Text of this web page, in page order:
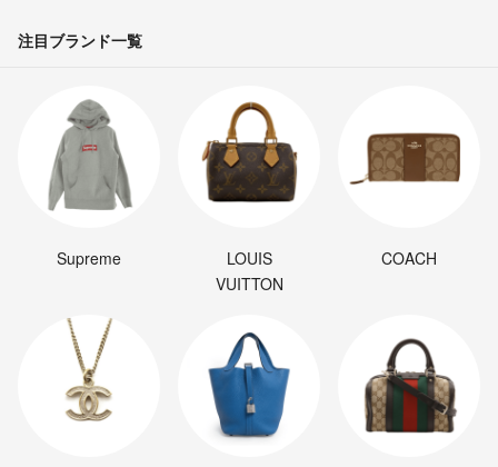
注目ブランド一覧
Supreme
LOUIS
VUITTON
COACH